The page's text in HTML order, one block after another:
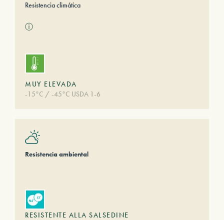
Resistencia climática
ⓘ
MUY ELEVADA
-15°C / -45°C USDA 1-6
Resistencia ambiental
RESISTENTE ALLA SALSEDINE